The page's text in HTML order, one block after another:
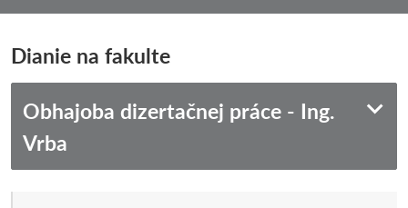
Dianie na fakulte
Obhajoba dizertačnej práce - Ing.
Vrba